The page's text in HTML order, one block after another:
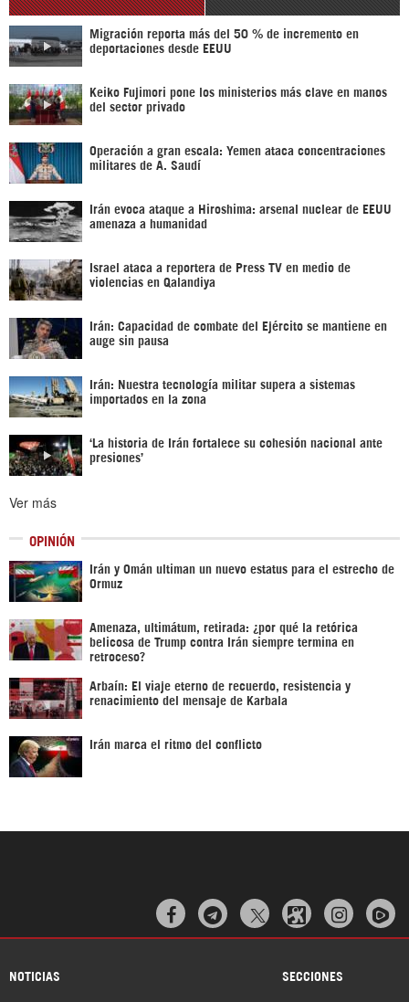
Migración reporta más del 50 % de incremento en
deportaciones desde EEUU
Keiko Fujimori pone los ministerios más clave en manos
del sector privado
Operación a gran escala: Yemen ataca concentraciones
militares de A. Saudí
Irán evoca ataque a Hiroshima: arsenal nuclear de EEUU
amenaza a humanidad
Israel ataca a reportera de Press TV en medio de
violencias en Qalandiya
Irán: Capacidad de combate del Ejército se mantiene en
auge sin pausa
Irán: Nuestra tecnología militar supera a sistemas
importados en la zona
‘La historia de Irán fortalece su cohesión nacional ante
presiones’
Ver más
OPINIÓN
Irán y Omán ultiman un nuevo estatus para el estrecho de
Ormuz
Amenaza, ultimátum, retirada: ¿por qué la retórica
belicosa de Trump contra Irán siempre termina en
retroceso?
Arbaín: El viaje eterno de recuerdo, resistencia y
renacimiento del mensaje de Karbala
Irán marca el ritmo del conflicto
  
NOTICIAS SECCIONES